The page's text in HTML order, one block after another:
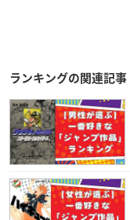
ランキングの関連記事